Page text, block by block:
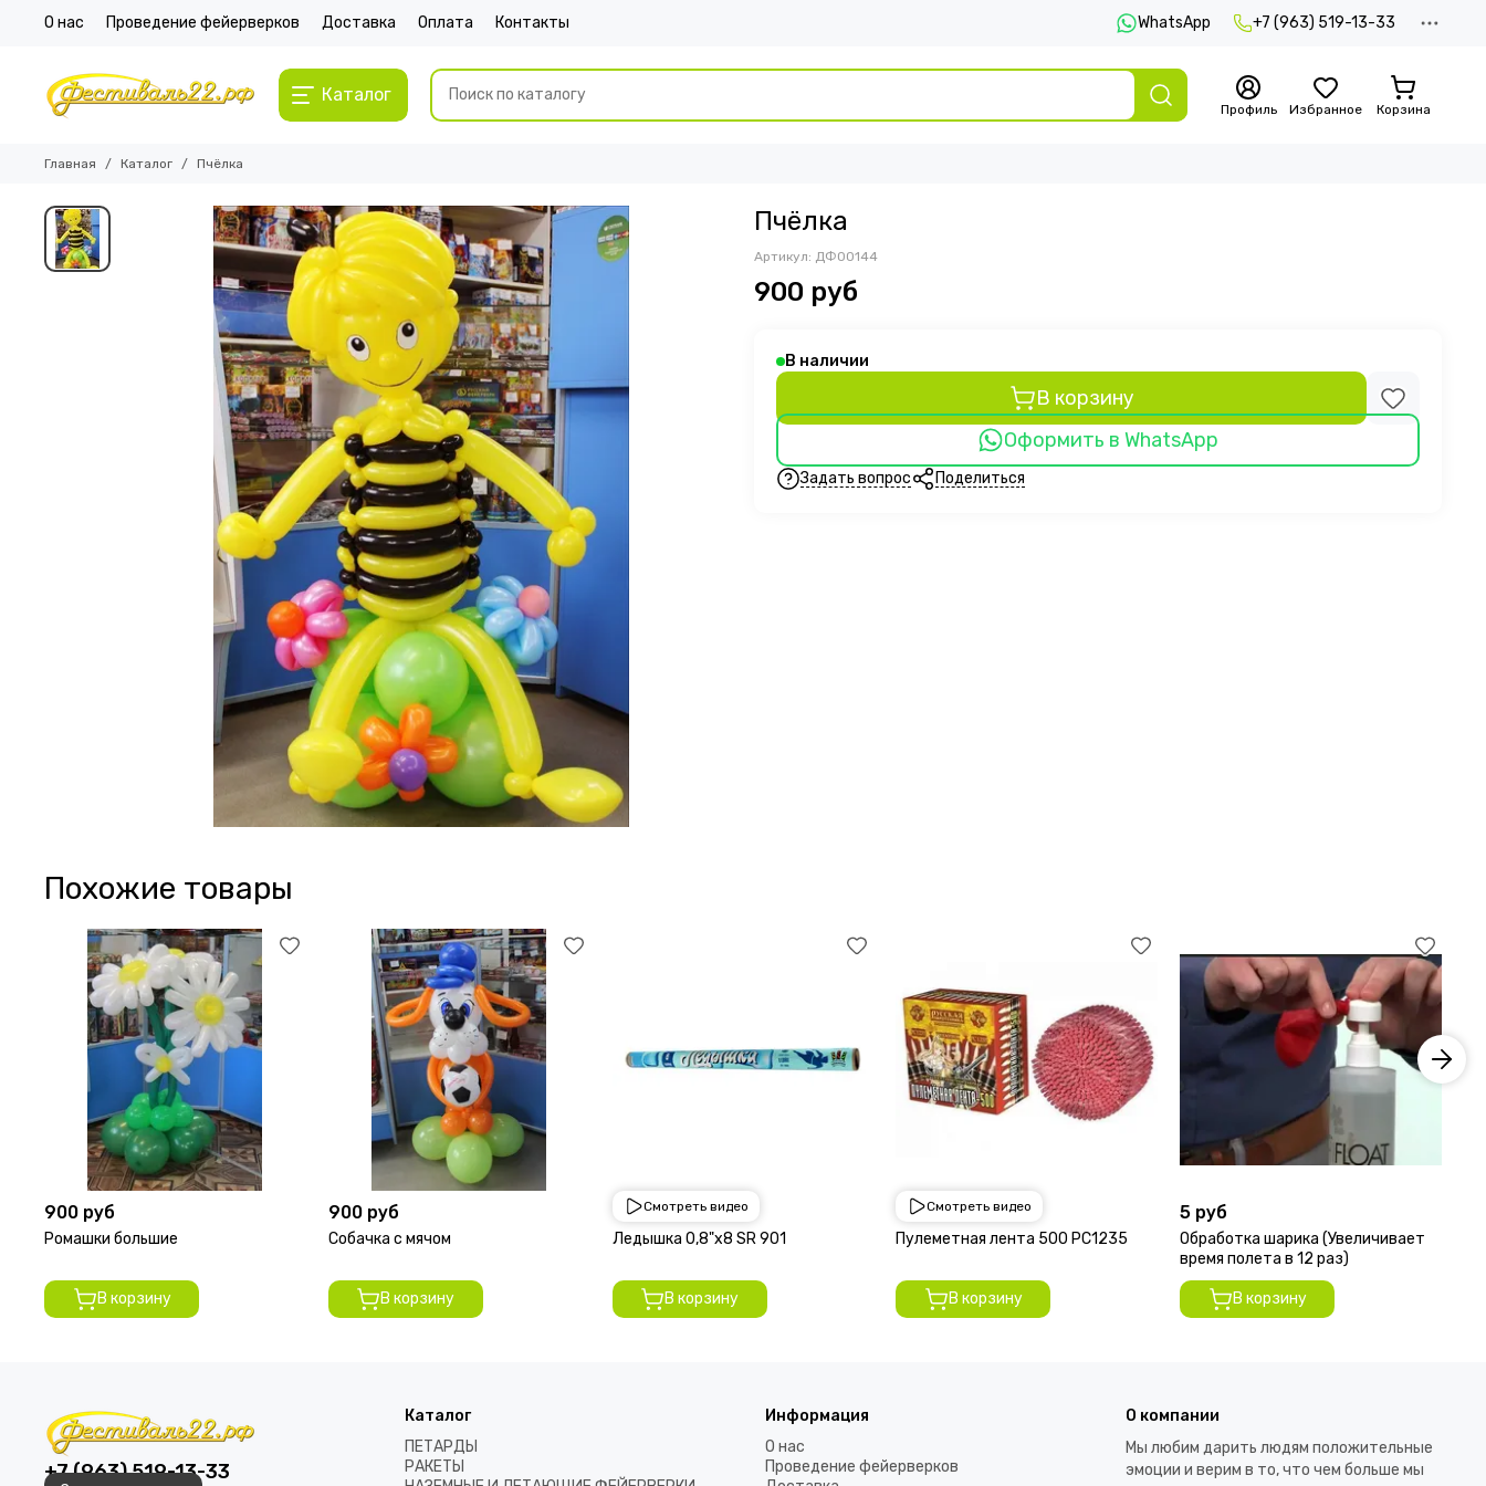
О нас Проведение фейерверков Доставка Оплата Контакты WhatsApp +7 (963) 519-13-33
Каталог
Профиль Избранное Корзина
Главная Каталог Пчёлка
Пчёлка
Артикул: ДФ00144
900 руб
В наличии
В корзину
Оформить в WhatsApp
Задать вопрос Поделиться
Похожие товары
900 руб
Ромашки большие
В корзину
900 руб
Собачка с мячом
В корзину
Смотреть видео
900 руб
Ледышка 0,8"х8 SR 901
В корзину
Смотреть видео
945 руб
Пулеметная лента 500 РС1235
В корзину
5 руб
Обработка шарика (Увеличивает
время полета в 12 раз)
В корзину
+7 (963) 519-13-33
Каталог
ПЕТАРДЫ
РАКЕТЫ
Информация
О нас
Проведение фейерверков
О компании
Мы любим дарить людям положительные
эмоции и верим в то, что чем больше мы